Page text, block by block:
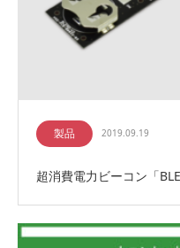
製品 2019.09.19
超消費電力ビーコン「